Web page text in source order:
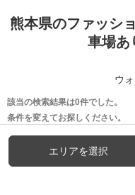
熊本県のファッシ
車場あ
ウ
該当の検索結果は0件でした。
条件を変えてお探しください。
エリアを選択